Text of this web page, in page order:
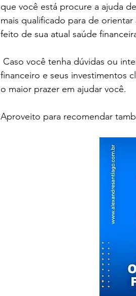
que você está procure a ajuda
mais qualificado para de
feito de sua atual saúde
financeiro e seus investimentos
o maior prazer em ajudar você.
Aproveito para recomendar